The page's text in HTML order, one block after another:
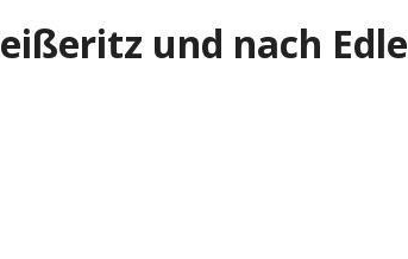
und nach Edle